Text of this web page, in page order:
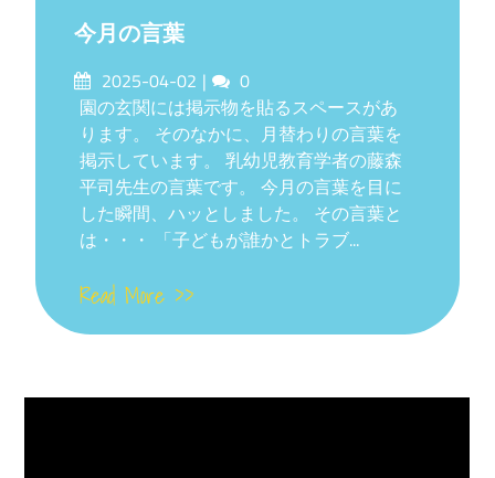
今月の言葉
Posted
on
2025-04-02 Comments
0
園の玄関には掲示物を貼るスペースがあ
ります。 そのなかに、月替わりの言葉を
掲示しています。 乳幼児教育学者の藤森
平司先生の言葉です。 今月の言葉を目に
した瞬間、ハッとしました。 その言葉と
は・・・ 「子どもが誰かとトラブ...
Read More >>